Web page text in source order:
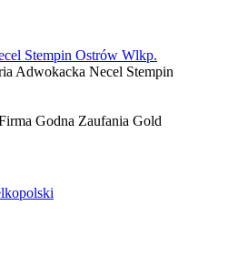
Adwokacka Necel Stempin